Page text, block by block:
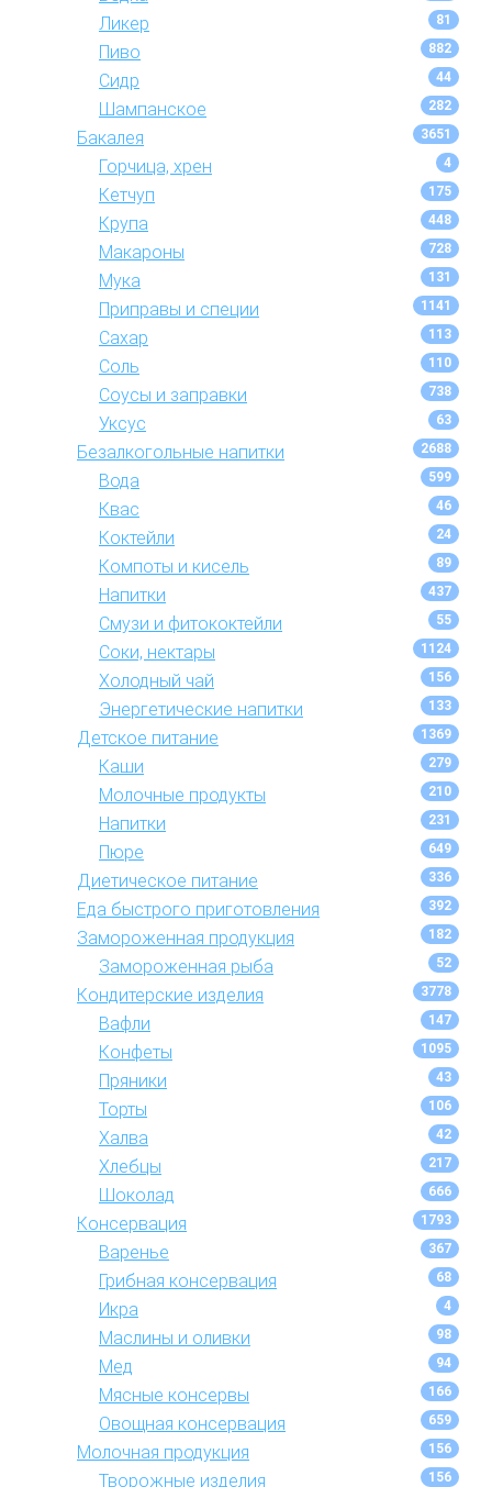
Ликер 81
Пиво 882
Сидр 44
Шампанское 282
Бакалея 3651
Горчица, хрен 4
Кетчуп 175
Крупа 448
Макароны 728
Мука 131
Приправы и специи 1141
Сахар 113
Соль 110
Соусы и заправки 738
Уксус 63
Безалкогольные напитки 2688
Вода 599
Квас 46
Коктейли 24
Компоты и кисель 89
Напитки 437
Смузи и фитококтейли 55
Соки, нектары 1124
Холодный чай 156
Энергетические напитки 133
Детское питание 1369
Каши 279
Молочные продукты 210
Напитки 231
Пюре 649
Диетическое питание 336
Еда быстрого приготовления 392
Замороженная продукция 182
Замороженная рыба 52
Кондитерские изделия 3778
Вафли 147
Конфеты 1095
Пряники 43
Торты 106
Халва 42
Хлебцы 217
Шоколад 666
Консервация 1793
Варенье 367
Грибная консервация 68
Икра 4
Маслины и оливки 98
Мед 94
Мясные консервы 166
Овощная консервация 659
Молочная продукция 156
Творожные изделия 156